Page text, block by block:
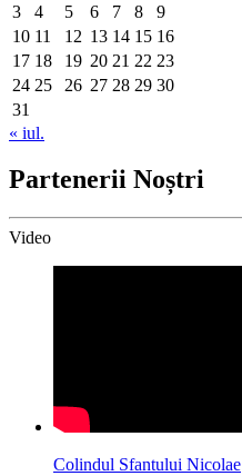
3
4 5 6 7 8
9
10 11 12 13 14 15 16
17 18 19 20 21 22 23
24 25 26 27 28 29 30
31
« iul.
Partenerii Noștri
Video
Colindul Sfantului Nicolae